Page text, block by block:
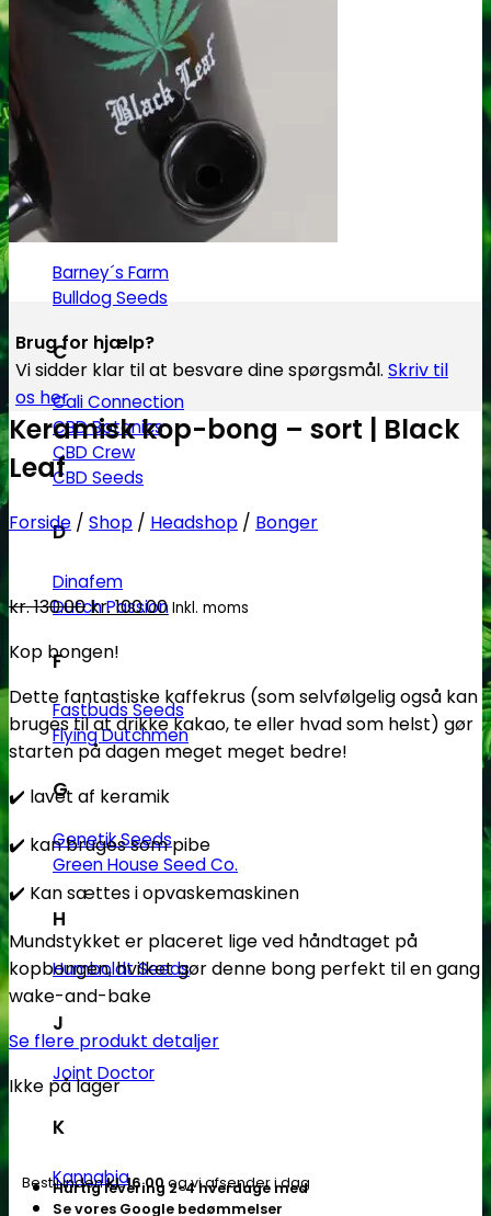
Ace Seeds
Advanced Seeds
Atlas Seeds
Azure CBD Co.
Barney´s Farm
Bulldog Seeds
C
Cali Connection
CBD Botanics
CBD Crew
CBD Seeds
D
Dinafem
Dutch Passion
F
Fastbuds Seeds
Flying Dutchmen
G
Genetik Seeds
Green House Seed Co.
H
Humboldt Seeds
J
Joint Doctor
K
Kannabia
Brug for hjælp?
Vi sidder klar til at besvare dine spørgsmål. Skriv til
os her
Keramisk kop-bong – sort | Black
Leaf
Forside / Shop / Headshop / Bonger
kr.130.00Den
pris
var:
kr. 130.00.
kr.100.00Den
er:
kr. 100.00.
Inkl. moms
Kop bongen!
Dette fantastiske kaffekrus (som selvfølgelig også kan
bruges til at drikke kakao, te eller hvad som helst) gør
starten på dagen meget meget bedre!
✔️️ lavet af keramik
✔️️ kan bruges som pibe
✔️️ Kan sættes i opvaskemaskinen
Mundstykket er placeret lige ved håndtaget på
kopbongen, hvilket gør denne bong perfekt til en gang
wake-and-bake
Se flere produkt detaljer
Ikke på lager
Bestil indenkl. 16.00og vi afsender i dag
Hurtig levering 2-4 hverdage med
Se vores Google bedømmelser